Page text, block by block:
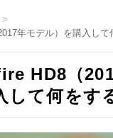
年モデル）を購入して
HD8（
して何をす